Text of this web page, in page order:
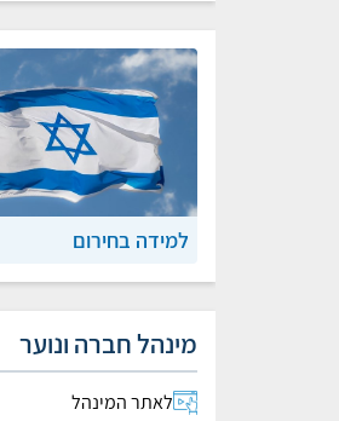
למידה בחירום
מינהל חברה ונוער
לאתר המינהל